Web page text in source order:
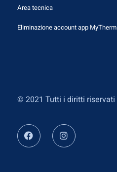
Area tecnica
Eliminazione account app MyTherm
© 2021 Tutti i diritti riservati